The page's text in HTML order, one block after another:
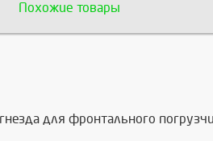
Похожие товары
для фронтального